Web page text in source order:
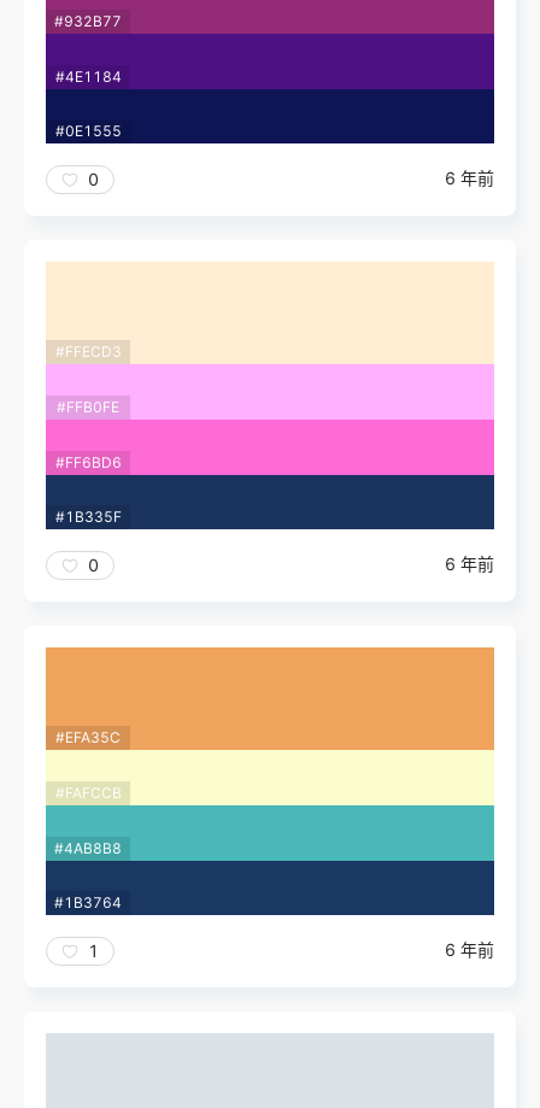
#932B77
#4E1184
#0E1555
0 6 年前
#FFECD3
#FFB0FE
#FF6BD6
#1B335F
0 6 年前
#EFA35C
#FAFCCB
#4AB8B8
#1B3764
1 6 年前